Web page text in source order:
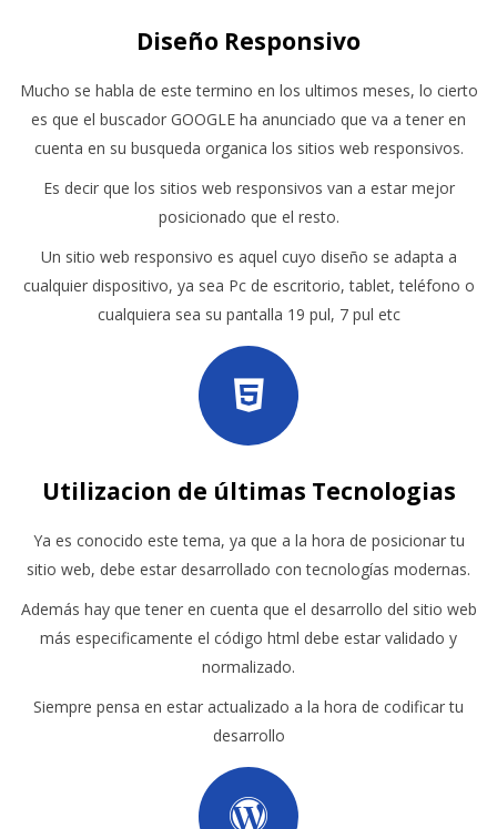
Diseño Responsivo
Mucho se habla de este termino en los ultimos meses, lo cierto
es que el buscador GOOGLE ha anunciado que va a tener en
cuenta en su busqueda organica los sitios web responsivos.
Es decir que los sitios web responsivos van a estar mejor
posicionado que el resto.
Un sitio web responsivo es aquel cuyo diseño se adapta a
cualquier dispositivo, ya sea Pc de escritorio, tablet, teléfono o
cualquiera sea su pantalla 19 pul, 7 pul etc
Utilizacion de últimas Tecnologias
Ya es conocido este tema, ya que a la hora de posicionar tu
sitio web, debe estar desarrollado con tecnologías modernas.
Además hay que tener en cuenta que el desarrollo del sitio web
más especificamente el código html debe estar validado y
normalizado.
Siempre pensa en estar actualizado a la hora de codificar tu
desarrollo